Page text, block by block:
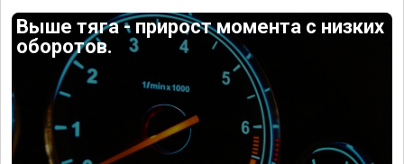
Выше тяга - прирост момента с низких
оборотов.